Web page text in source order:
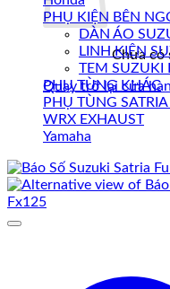
Chưa có
Quay trở lại cửa
PHỤ KIỆN BÊN
DÀN ÁO
LINH KIỆN
TEM SUZUKI
PHỤ TÙNG KHÁC
PHỤ TÙNG SATRIA
WRX EXHAUST
Yamaha